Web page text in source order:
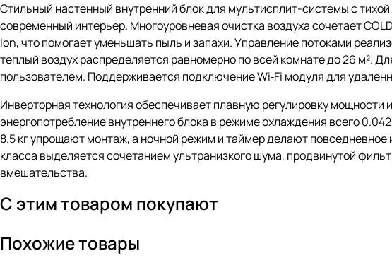
Стильный настенный внутренний блок для мультисплит-системы с
современный интерьер. Многоуровневая очистка воздуха сочетает
Ion, что помогает уменьшать пыль и запахи. Управление потоками
теплый воздух распределяется равномерно по всей комнате до 26 м².
пользователем. Поддерживается подключение Wi‑Fi модуля для
Инверторная технология обеспечивает плавную регулировку мощности
энергопотребление внутреннего блока в режиме охлаждения всего
8.5 кг упрощают монтаж, а ночной режим и таймер делают
класса выделяется сочетанием ультранизкого шума, продвинутой
вмешательства.
С этим товаром покупают
Похожие товары